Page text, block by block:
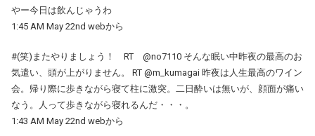
やー今日は飲んじゃうわ
1:45 AM May 22nd webから
#(笑)またやりましょう！ RT @no7110 そんな眠い中昨夜の最高のお
気遣い、頭が上がりません。 RT @m_kumagai 昨夜は人生最高のワイン
会。帰り際に歩きながら寝て柱に激突。二日酔いは無いが、顔面が痛い
なう。人って歩きながら寝れるんだ・・・。
1:43 AM May 22nd webから